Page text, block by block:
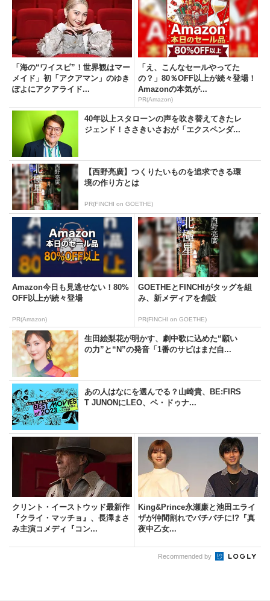
「海の“ワイスピ”！世界観はマー
メイド」初「アクアマン」のゆき
ぽよにアクアライド...
「え、こんなセールやってた
の？」80％OFF以上が続々登場！
Amazonの本気が...
PR(Amazon)
40年以上スタローンの声を吹き替えてきたレ
ジェンド！ささきいさおが「エクスペンダ...
【西野亮廣】つくりたいものを追求できる環
境の作り方とは
PR(FINCHI on GOETHE)
Amazon今日も見逃せない！80%
OFF以上が続々登場
PR(Amazon)
GOETHEとFINCHIがタッグを組
み、新メディアを創設
PR(FINCHI on GOETHE)
生田絵梨花が明かす、劇中歌に込めた“願い
の力”と“N”の発音「1番のサビはまだ自...
あの人はなにを選んでる？山崎貴、BE:FIRS
T JUNONにLEO、ペ・ドゥナ...
クリント・イーストウッド最新作
『クライ・マッチョ』、長澤まさ
み主演コメディ『コン...
King&Prince永瀬廉と池田エライ
ザが仲間割れでバチバチに!?『真
夜中乙女...
Recommended by